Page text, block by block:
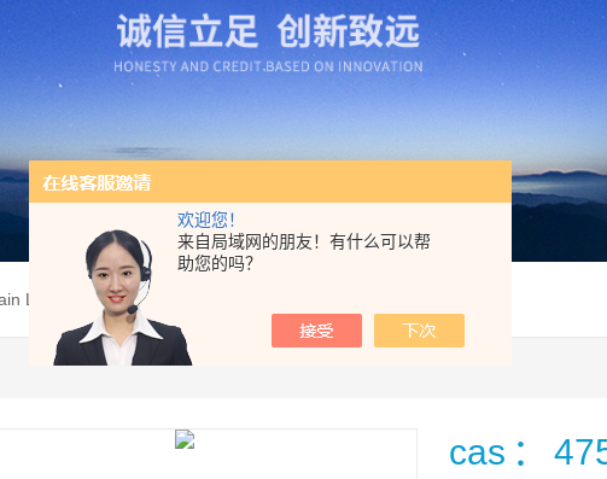
欢迎您！
来自局域网的朋友！有什么可以帮
助您的吗？
Lyso PE
cas：